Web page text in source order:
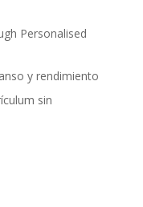
Personalised
y rendimiento
sin